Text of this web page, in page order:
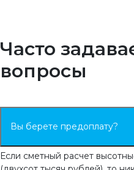
Часто
вопросы
Вы берете предоплату?
Если сметный расчет